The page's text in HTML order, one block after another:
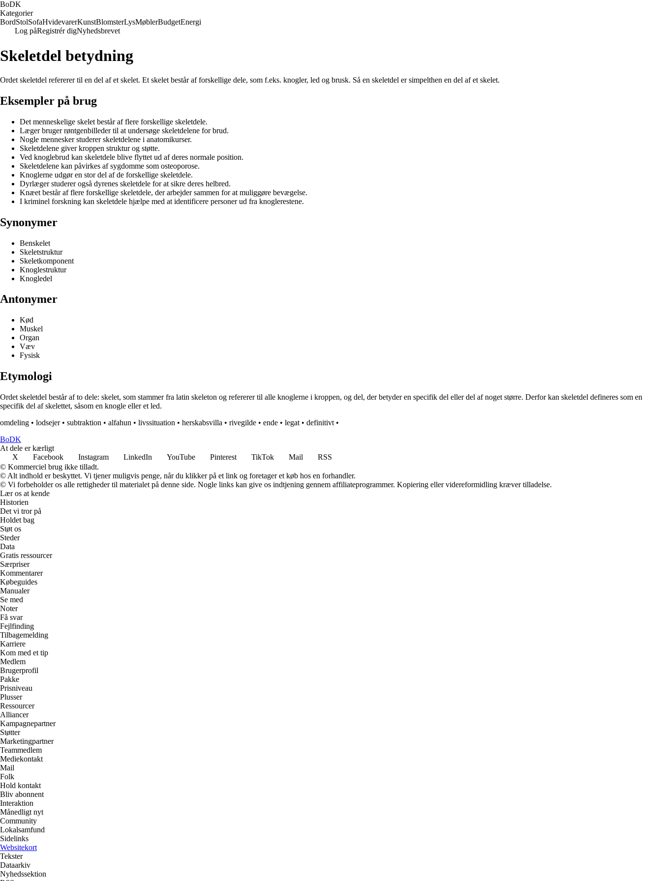
BoDK
Kategorier
BordStolSofaHvidevarerKunstBlomsterLysMøblerBudgetEnergi
Log påRegistrér digNyhedsbrevet
Skeletdel betydning
Ordet skeletdel refererer til en del af et skelet. Et skelet består af forskellige dele, som f.eks. knogler, led og brusk. Så en skeletdel er simpelthen en del af et skelet.
Eksempler på brug
Det menneskelige skelet består af flere forskellige skeletdele.
Læger bruger røntgenbilleder til at undersøge skeletdelene for brud.
Nogle mennesker studerer skeletdelene i anatomikurser.
Skeletdelene giver kroppen struktur og støtte.
Ved knoglebrud kan skeletdele blive flyttet ud af deres normale position.
Skeletdelene kan påvirkes af sygdomme som osteoporose.
Knoglerne udgør en stor del af de forskellige skeletdele.
Dyrlæger studerer også dyrenes skeletdele for at sikre deres helbred.
Knæet består af flere forskellige skeletdele, der arbejder sammen for at muliggøre bevægelse.
I kriminel forskning kan skeletdele hjælpe med at identificere personer ud fra knoglerestene.
Synonymer
Benskelet
Skeletstruktur
Skeletkomponent
Knoglestruktur
Knogledel
Antonymer
Kød
Muskel
Organ
Væv
Fysisk
Etymologi
Ordet skeletdel består af to dele: skelet, som stammer fra latin skeleton og refererer til alle knoglerne i kroppen, og del, der betyder en specifik del eller del af noget større. Derfor kan skeletdel defineres som en
specifik del af skelettet, såsom en knogle eller et led.
omdeling • lodsejer• subtraktion • alfahun • livssituation • herskabsvilla • rivegilde • ende • legat • definitivt •
BoDK
At dele er kærligt
X
Facebook Instagram LinkedIn YouTube Pinterest TikTok Mail
RSS
© Kommerciel brug ikke tilladt.
© Alt indhold er beskyttet. Vi tjener muligvis penge, når du klikker på et link og foretager et køb hos en forhandler.
© Vi forbeholder os alle rettigheder til materialet på denne side. Nogle links kan give os indtjening gennem affiliateprogrammer. Kopiering eller videreformidling kræver tilladelse.
Lær os at kende
Historien
Det vi tror på
Holdet bag
Støt os
Steder
Data
Gratis ressourcer
Særpriser
Kommentarer
Købeguides
Manualer
Se med
Noter
Få svar
Fejlfinding
Tilbagemelding
Karriere
Kom med et tip
Medlem
Brugerprofil
Pakke
Prisniveau
Plusser
Ressourcer
Alliancer
Kampagnepartner
Støtter
Marketingpartner
Teammedlem
Mediekontakt
Mail
Folk
Hold kontakt
Bliv abonnent
Interaktion
Månedligt nyt
Community
Lokalsamfund
Sidelinks
Websitekort
Tekster
Dataarkiv
Nyhedssektion